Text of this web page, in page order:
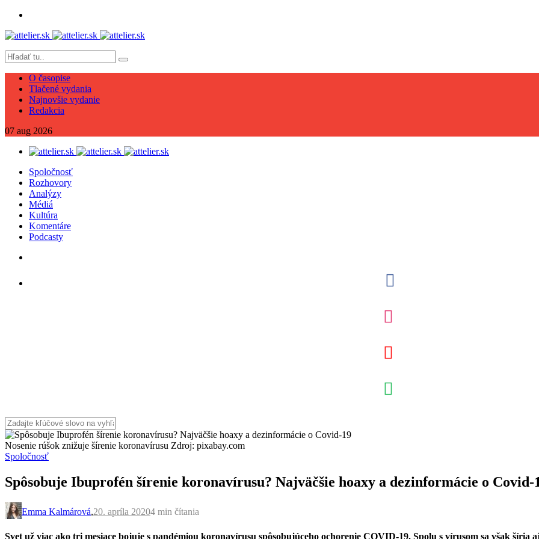
O časopise
Tlačené vydania
Najnovšie vydanie
Redakcia
07 aug 2026
Spoločnosť
Rozhovory
Analýzy
Médiá
Kultúra
Komentáre
Podcasty
Nosenie rúšok znižuje šírenie koronavírusu Zdroj: pixabay.com
Spoločnosť
Spôsobuje Ibuprofén šírenie koronavírusu? Najväčšie hoaxy a dezinformácie o Covid-
Emma Kalmárová,20. apríla 20204 min čítania
Svet už viac ako tri mesiace bojuje s pandémiou koronavírusu spôsobujúceho ochorenie COVID-19. Spolu s vírusom sa však šíria